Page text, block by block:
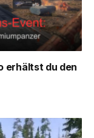
erhältst du den